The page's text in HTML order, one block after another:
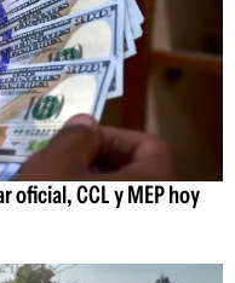
oficial, CCL y MEP hoy